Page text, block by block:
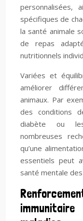
personnalisées,
spécifiques de
la santé animale
de repas
nutritionnels
Variées et
améliorer
animaux. Par
des conditions
diabète ou
nombreuses
qu’une
essentiels peut
santé mentale des